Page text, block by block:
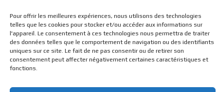
Pour offrir les meilleures expériences, nous utilisons des technologies
telles que les cookies pour stocker et/ou accéder aux informations sur
l'appareil. Le consentement à ces technologies nous permettra de traiter
des données telles que le comportement de navigation ou des identifiants
uniques sur ce site. Le fait de ne pas consentir ou de retirer son
consentement peut affecter négativement certaines caractéristiques et
fonctions.
0730 M